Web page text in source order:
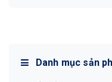
Danh mục sản